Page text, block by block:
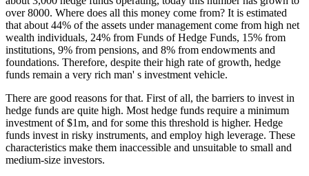
over 8000. Where does all this money come from? It is estimated
that about 44% of the assets under management come from high net
wealth individuals, 24% from Funds of Hedge Funds, 15% from
institutions, 9% from pensions, and 8% from endowments and
foundations. Therefore, despite their high rate of growth, hedge
funds remain a very rich man' s investment vehicle.
There are good reasons for that. First of all, the barriers to invest in
hedge funds are quite high. Most hedge funds require a minimum
investment of $1m, and for some this threshold is higher. Hedge
funds invest in risky instruments, and employ high leverage. These
characteristics make them inaccessible and unsuitable to small and
medium-size investors.